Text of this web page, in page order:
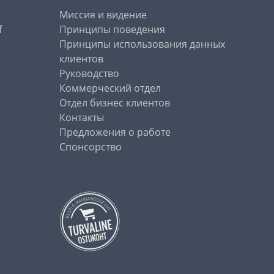
Миссия и видение
Принципы поведения
Принципы использования данных
клиентов
Руководство
Коммерческий отдел
Отдел бизнес клиентов
Контакты
Предложения о работе
Спонсорство